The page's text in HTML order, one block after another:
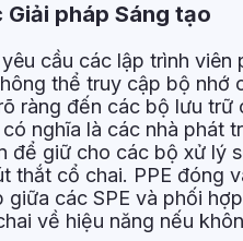
pháp Sáng tạo
cầu các lập trình viên
thể truy cập bộ nhớ
ràng đến các bộ lưu
nghĩa là các nhà phát
để giữ cho các bộ xử lý
thắt cổ chai. PPE đóng
các SPE và phối
về hiệu năng nếu